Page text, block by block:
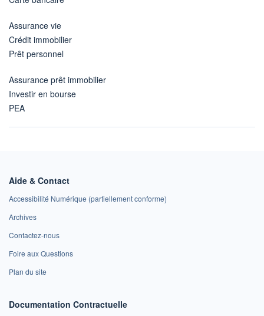
Assurance vie
Crédit immobilier
Prêt personnel
Assurance prêt immobilier
Investir en bourse
PEA
Aide & Contact
Accessibilité Numérique (partiellement conforme)
Archives
Contactez-nous
Foire aux Questions
Plan du site
Documentation Contractuelle